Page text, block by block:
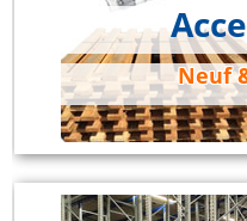
Neuf